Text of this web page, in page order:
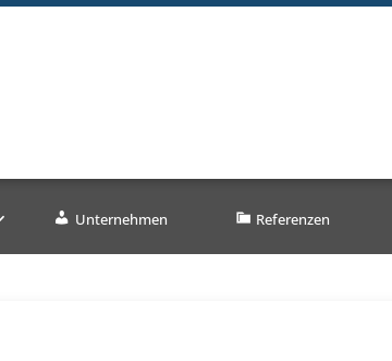
Unternehmen Referenzen